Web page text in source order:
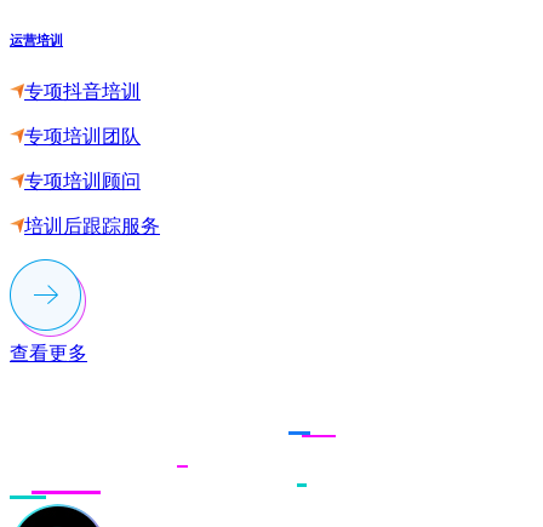
运营培训
专项抖音培训
专项培训团队
专项培训顾问
培训后跟踪服务
查看更多